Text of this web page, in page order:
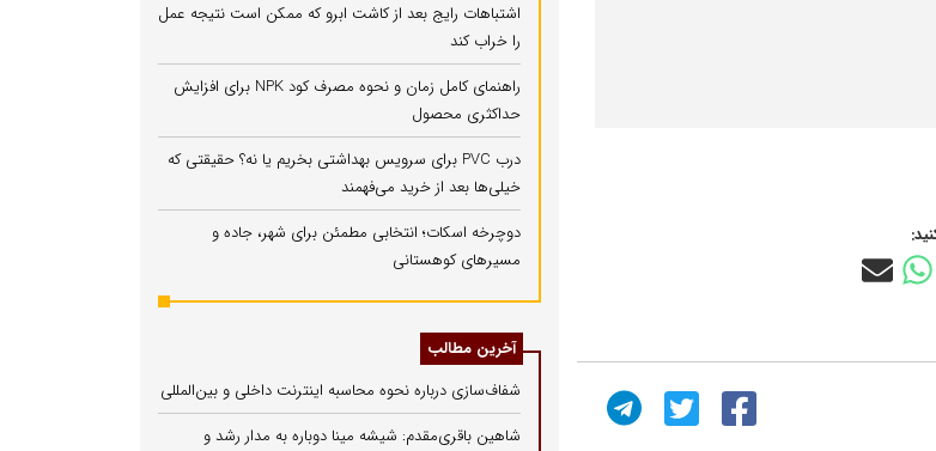
اشتباهات رایج بعد از کاشت ابرو که ممکن است نتیجه عمل
را خراب کند
راهنمای کامل زمان و نحوه مصرف کود NPK برای افزایش
حداکثری محصول
درب PVC برای سرویس بهداشتی بخریم یا نه؟ حقیقتی که
خیلی‌ها بعد از خرید می‌فهمند
دوچرخه اسکات؛ انتخابی مطمئن برای شهر، جاده و
مسیرهای کوهستانی
آخرین مطالب
شفاف‌سازی درباره نحوه محاسبه اینترنت داخلی و بین‌المللی
شاهین باقری‌مقدم: شیشه مینا دوباره به مدار رشد و